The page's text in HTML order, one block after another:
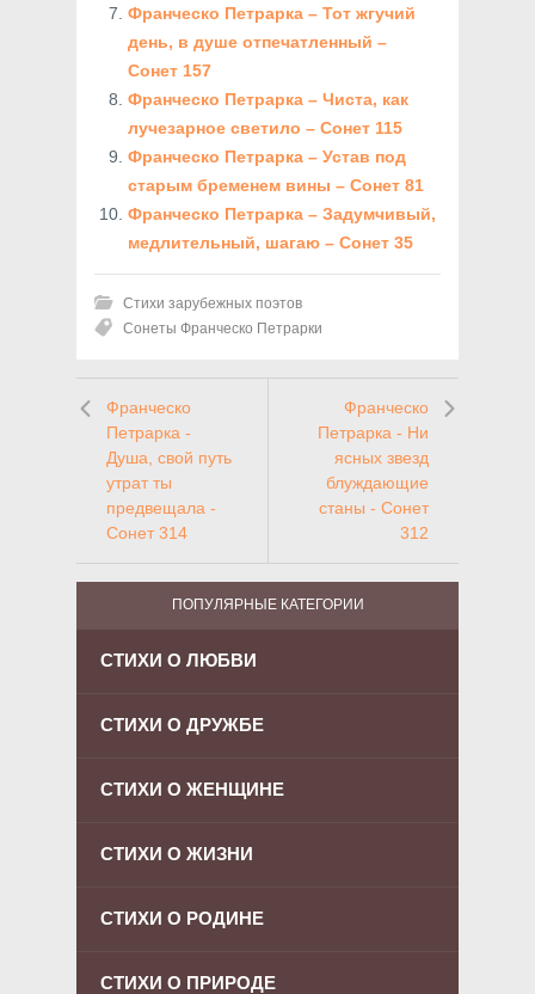
Франческо Петрарка – Тот жгучий
день, в душе отпечатленный –
Сонет 157
Франческо Петрарка – Чиста, как
лучезарное светило – Сонет 115
Франческо Петрарка – Устав под
старым бременем вины – Сонет 81
Франческо Петрарка – Задумчивый,
медлительный, шагаю – Сонет 35
Стихи зарубежных поэтов
Сонеты Франческо Петрарки
Франческо
Петрарка -
Душа, свой путь
утрат ты
предвещала -
Сонет 314
Франческо
Петрарка - Ни
ясных звезд
блуждающие
станы - Сонет
312
ПОПУЛЯРНЫЕ КАТЕГОРИИ
СТИХИ О ЛЮБВИ
СТИХИ О ДРУЖБЕ
СТИХИ О ЖЕНЩИНЕ
СТИХИ О ЖИЗНИ
СТИХИ О РОДИНЕ
СТИХИ О ПРИРОДЕ